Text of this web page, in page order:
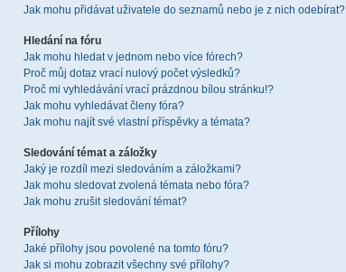
Jak mohu přidávat uživatele do seznamů nebo je z nich odebírat?
Hledání na fóru
Jak mohu hledat v jednom nebo více fórech?
Proč můj dotaz vrací nulový počet výsledků?
Proč mi vyhledávání vrací prázdnou bílou stránku!?
Jak mohu vyhledávat členy fóra?
Jak mohu najít své vlastní příspěvky a témata?
Sledování témat a záložky
Jaký je rozdíl mezi sledováním a záložkami?
Jak mohu sledovat zvolená témata nebo fóra?
Jak mohu zrušit sledování témat?
Přílohy
Jaké přílohy jsou povolené na tomto fóru?
Jak si mohu zobrazit všechny své přílohy?